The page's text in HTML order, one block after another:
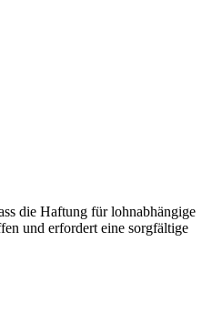
die Haftung für lohnabhängige
und erfordert eine sorgfältige